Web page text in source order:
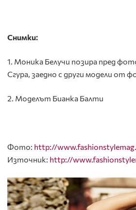
Снимки:
1. Моника Белучи позира пред
Сгура, заедно с други модели от
2. Моделът Бианка Балти
Фото: http://
Източник: http://